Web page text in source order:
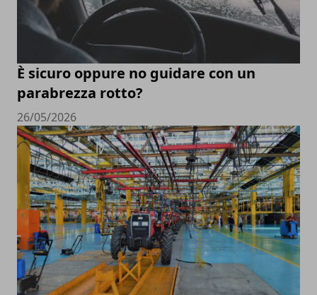
È sicuro oppure no guidare con un
parabrezza rotto?
26/05/2026